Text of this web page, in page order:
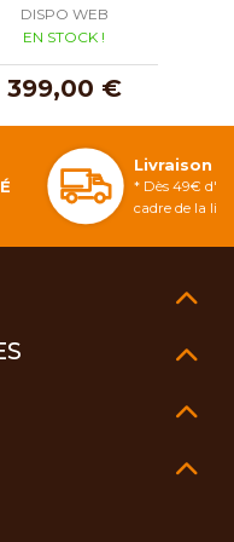
DISPO WEB
EN STOCK !
399,00 €
Livraison
* Dès 49€
cadre de la